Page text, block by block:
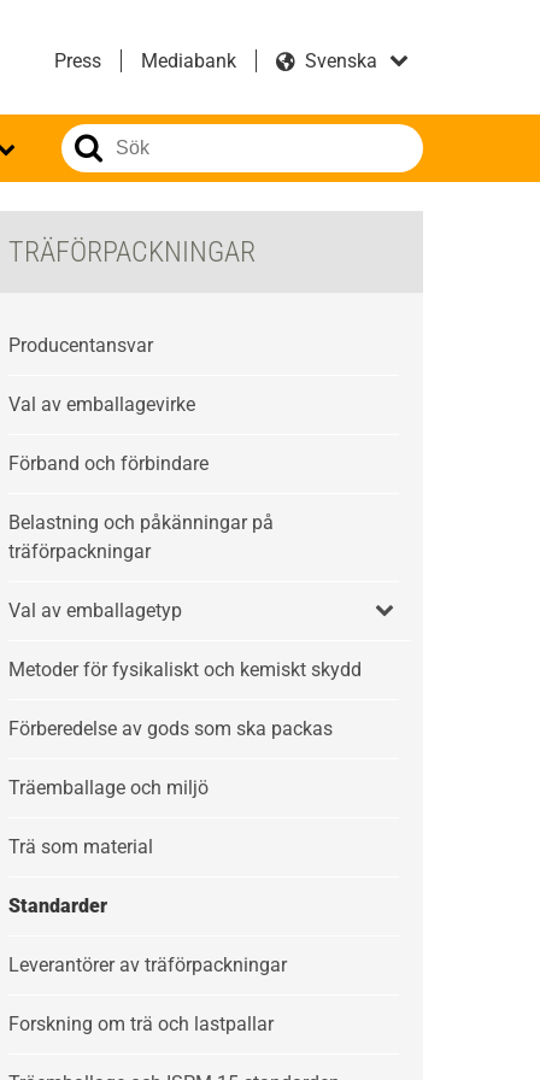
Press Mediabank
TRÄFÖRPACKNINGAR
Producentansvar
Val av emballagevirke
Förband och förbindare
Belastning och påkänningar på
träförpackningar
Val av emballagetyp
Metoder för fysikaliskt och kemiskt skydd
Förberedelse av gods som ska packas
Träemballage och miljö
Trä som material
Standarder
Leverantörer av träförpackningar
Forskning om trä och lastpallar